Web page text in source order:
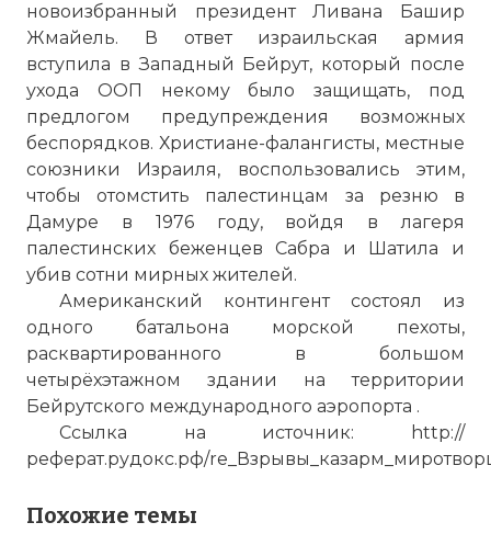
новоизбранный президент Ливана Башир
Жмайель. В ответ израильская армия
вступила в Западный Бейрут, который после
ухода ООП некому было защищать, под
предлогом предупреждения возможных
беспорядков. Христиане-фалангисты, местные
союзники Израиля, воспользовались этим,
чтобы отомстить палестинцам за резню в
Дамуре в 1976 году, войдя в лагеря
палестинских беженцев Сабра и Шатила и
убив сотни мирных жителей.
Американский контингент состоял из
одного батальона морской пехоты,
расквартированного в большом
четырёхэтажном здании на территории
Бейрутского международного аэропорта .
Ссылка на источник: http://
реферат.рудокс.рф/
Похожие темы